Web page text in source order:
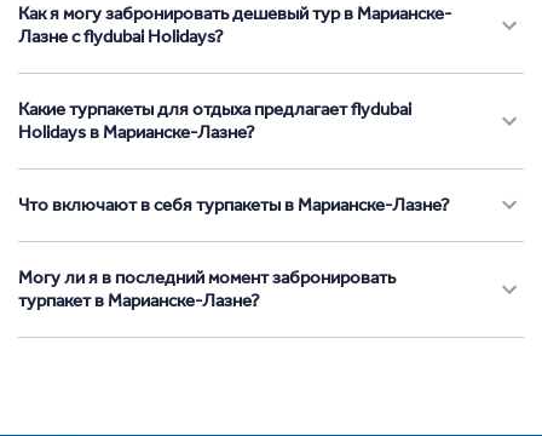
Как я могу забронировать дешевый тур в Марианске-
Лазне с flydubai Holidays?
Какие турпакеты для отдыха предлагает flydubai
Holidays в Марианске-Лазне?
Что включают в себя турпакеты в Марианске-Лазне?
Могу ли я в последний момент забронировать
турпакет в Марианске-Лазне?